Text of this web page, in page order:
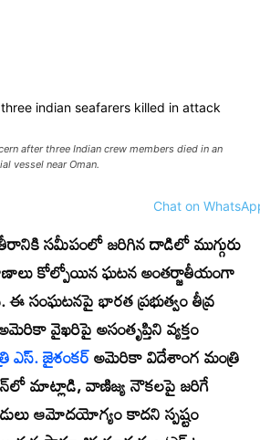
after three Indian crew members died in an
vessel near Oman.
సమీపంలో జరిగిన దాడిలో ముగ్గురు
కోల్పోయిన ఘటన అంతర్జాతీయంగా
ఈ సంఘటనపై భారత ప్రభుత్వం తీవ్ర
వైఖరిపై అసంతృప్తిని వ్యక్తం
ఎస్. జైశంకర్అమెరికా విదేశాంగ మంత్రి
మాట్లాడి, వాణిజ్య నౌకలపై జరిగే
ఆమోదయోగ్యం కాదని స్పష్టం